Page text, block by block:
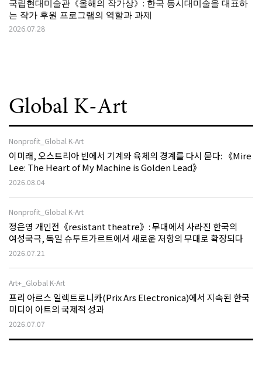
국립현대미술관《올해의 작가상》: 한국 동시대미술을 대표하
는 작가 후원 프로그램의 역할과 과제
2026.07.28
Global K-Art
Nonprofit_Global K-Art
이미래, 오스트리아 빈에서 기계와 육체의 경계를 다시 묻다: 《Mire
Lee: The Heart of My Machine is Golden Lead》
2026.08.04
Nonprofit_Global K-Art
정은영 개인전《resistant theatre》: 무대에서 사라진 한국의
여성국극, 독일 슈투트가르트에서 새로운 저항의 무대로 확장되다
2026.07.21
Art+_Global K-Art
프리 아르스 일렉트로니카(Prix Ars Electronica)에서 지속된 한국
미디어 아트의 국제적 성과
2026.07.07